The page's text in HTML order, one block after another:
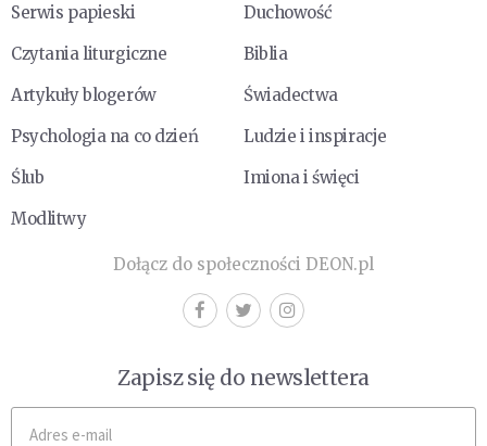
Serwis papieski
Duchowość
Czytania liturgiczne
Biblia
Artykuły blogerów
Świadectwa
Psychologia na co dzień
Ludzie i inspiracje
Ślub
Imiona i święci
Modlitwy
Dołącz do społeczności DEON.pl
Zapisz się do newslettera